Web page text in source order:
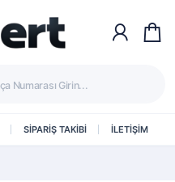
SİPARİŞ TAKİBİ İLETİŞİM